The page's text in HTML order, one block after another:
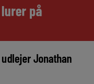
på
Jonathan